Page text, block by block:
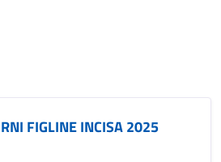
FIGLINE INCISA 2025